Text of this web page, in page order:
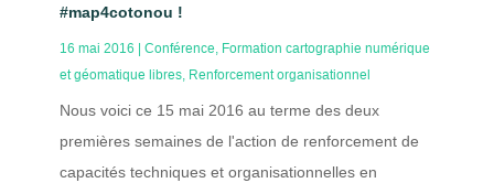
#map4cotonou !
16 mai 2016 Conférence, Formation cartographie numérique
et géomatique libres, Renforcement organisationnel
Nous voici ce 15 mai 2016 au terme des deux
premières semaines de l'action de renforcement de
capacités techniques et organisationnelles en